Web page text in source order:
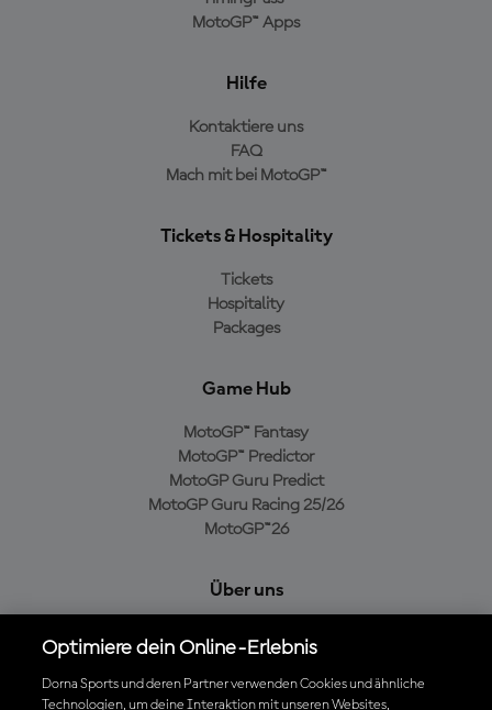
MotoGP™ Apps
Hilfe
Kontaktiere uns
FAQ
Mach mit bei MotoGP™
Tickets & Hospitality
Tickets
Hospitality
Packages
Game Hub
MotoGP™ Fantasy
MotoGP™ Predictor
MotoGP Guru Predict
MotoGP Guru Racing 25/26
MotoGP™26
Über uns
Cookie-Richtlinien
Geschäftsbedingungen
Optimiere dein Online-Erlebnis
Dorna Sports und deren Partner verwenden Cookies und ähnliche
Technologien, um deine Interaktion mit unseren Websites,